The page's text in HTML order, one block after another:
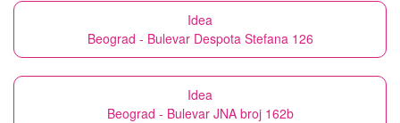
Idea
Beograd - Bulevar Despota Stefana 126
Idea
Beograd - Bulevar JNA broj 162b